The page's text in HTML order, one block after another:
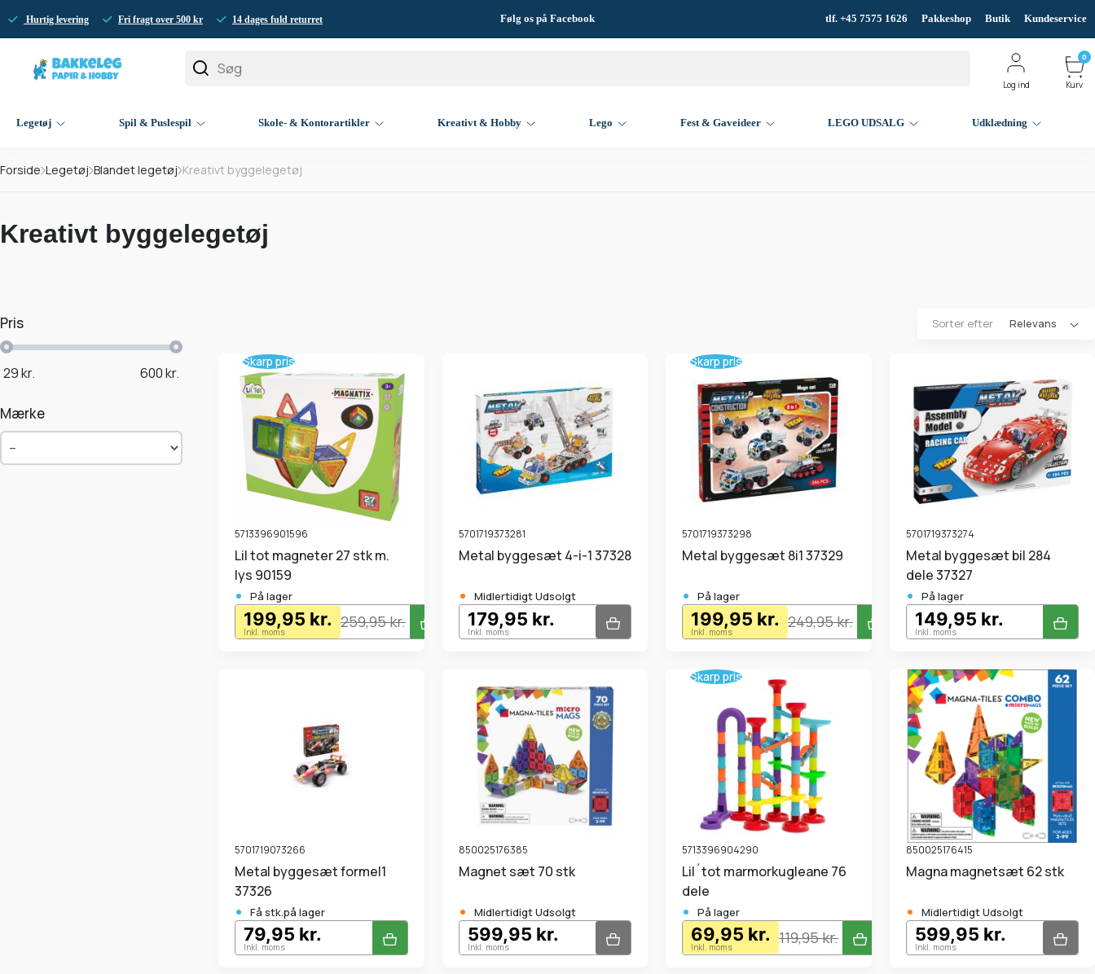
Hurtig levering Fri fragt over 500 kr 14 dages fuld returret Følg os på Facebook tlf. +45 7575 1626 Pakkeshop Butik Kundeservice
Log ind
0
Kurv
Legetøj Spil & Puslespil Skole- & Kontorartikler Kreativt & Hobby Lego Fest & Gaveideer LEGO UDSALG Udklædning
Forside Legetøj Blandet legetøj Kreativt byggelegetøj
Kreativt byggelegetøj
Pris
29kr. 600kr.
Mærke
Sorter efter
Skarp pris
5713396901596
Lil tot magneter 27 stk m.
lys 90159
• På lager
199,95 kr.
Inkl. moms
259,95 kr.
5701719373281
Metal byggesæt 4-i-1 37328
• Midlertidigt Udsolgt
179,95 kr.
Inkl. moms
Skarp pris
5701719373298
Metal byggesæt 8i1 37329
• På lager
199,95 kr.
Inkl. moms
249,95 kr.
5701719373274
Metal byggesæt bil 284
dele 37327
• På lager
149,95 kr.
Inkl. moms
5701719073266
Metal byggesæt formel1
37326
• Få stk.på lager
79,95 kr.
Inkl. moms
850025176385
Magnet sæt 70 stk
• Midlertidigt Udsolgt
599,95 kr.
Inkl. moms
Skarp pris
5713396904290
Lil´tot marmorkugleane 76
dele
• På lager
69,95 kr.
Inkl. moms
119,95 kr.
850025176415
Magna magnetsæt 62 stk
• Midlertidigt Udsolgt
599,95 kr.
Inkl. moms